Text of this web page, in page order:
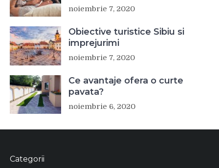
noiembrie 7, 2020
Obiective turistice Sibiu si
imprejurimi
noiembrie 7, 2020
Ce avantaje ofera o curte
pavata?
noiembrie 6, 2020
Categorii